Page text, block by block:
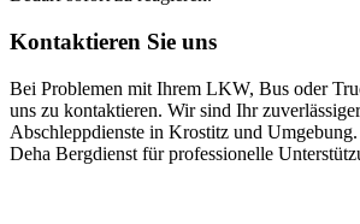
Kontaktieren Sie uns
Bei Problemen mit Ihrem LKW, Bus oder
uns zu kontaktieren. Wir sind Ihr
Abschleppdienste in Krostitz und
Deha Bergdienst für professionelle